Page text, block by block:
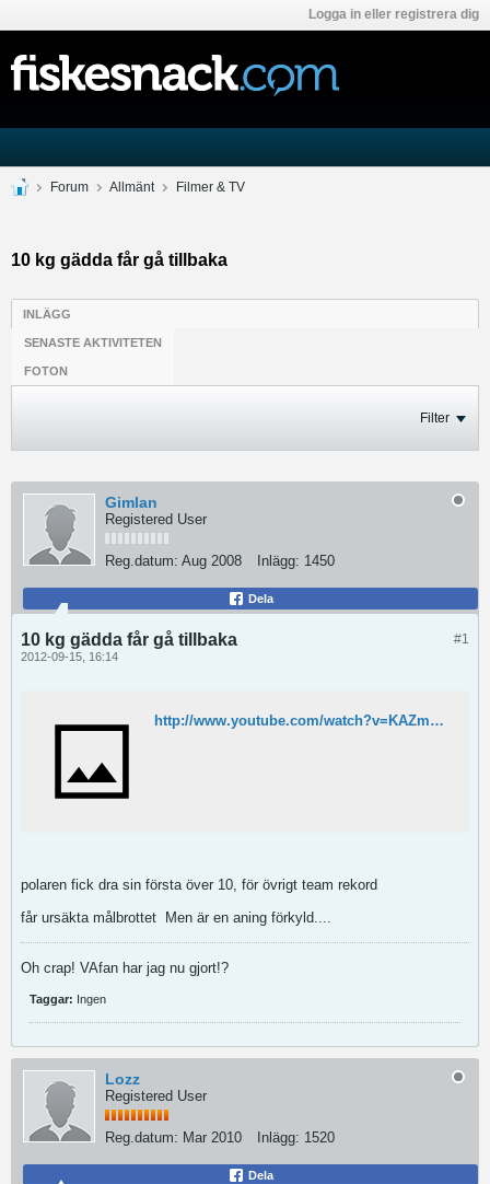
Logga in eller registrera dig
Forum Allmänt Filmer & TV
10 kg gädda får gå tillbaka
INLÄGG
SENASTE AKTIVITETEN
FOTON
Filter
Gimlan
Registered User
Reg.datum: Aug 2008 Inlägg: 1450
Dela
#1
10 kg gädda får gå tillbaka
2012-09-15, 16:14
http://www.youtube.com/watch?v=KAZmGcUGESI&hd=1
polaren fick dra sin första över 10, för övrigt team rekord
får ursäkta målbrottet
Men är en aning förkyld....
Oh crap! VAfan har jag nu gjort!?
Taggar: Ingen
Lozz
Registered User
Reg.datum: Mar 2010 Inlägg: 1520
Dela